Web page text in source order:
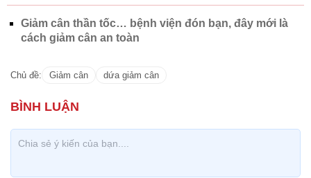
Giảm cân thần tốc… bệnh viện đón bạn, đây mới là
cách giảm cân an toàn
Chủ đề: Giảm cân dứa giảm cân